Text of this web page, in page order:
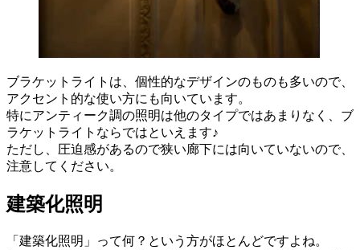
ブラケットライトは、個性的なデザインのものも多いので、
アクセント的な使い方にも向いています。
特にアンティーク調の照明は他のタイプではあまりなく、ブ
ラケットライトならではといえます♪
ただし、圧迫感があるので狭い廊下には向いていないので、
注意してください。
建築化照明
「建築化照明」って何？という方がほとんどですよね。